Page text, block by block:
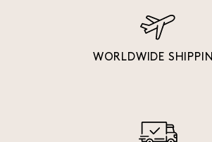
WORLDWIDE